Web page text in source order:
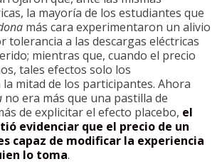
la mayoría de los estudiantes que
más cara experimentaron un alivio
tolerancia a las descargas eléctricas
mientras que, cuando el precio
tales efectos solo los
mitad de los participantes. Ahora
no era más que una pastilla de
de explicitar el efecto placebo, el
evidenciar que el precio de un
capaz de modificar la experiencia
lo toma.